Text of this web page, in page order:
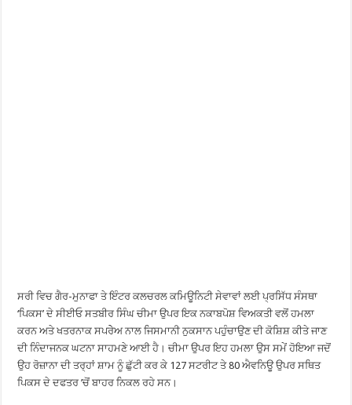
ਸਰੀ ਵਿਚ ਗੈਰ-ਮੁਨਾਫਾ ਤੇ ਇੰਟਰ ਕਲਚਰਲ ਕਮਿਊਨਿਟੀ ਸੇਵਾਵਾਂ ਲਈ ਪ੍ਰਸਿੱਧ ਸੰਸਥਾ
‘ਪਿਕਸ’ ਦੇ ਸੀਈਓ ਸਤਬੀਰ ਸਿੰਘ ਚੀਮਾ ਉਪਰ ਇਕ ਨਕਾਬਪੋਸ਼ ਵਿਅਕਤੀ ਵਲੋਂ ਹਮਲਾ
ਕਰਨ ਅਤੇ ਖਤਰਨਾਕ ਸਪਰੇੇਅ ਨਾਲ ਜਿਸਮਾਨੀ ਨੁਕਸਾਨ ਪਹੁੰਚਾਉਣ ਦੀ ਕੋਸ਼ਿਸ਼ ਕੀਤੇ ਜਾਣ
ਦੀ ਨਿੰਦਾਜਨਕ ਘਟਨਾ ਸਾਹਮਣੇ ਆਈ ਹੈ। ਚੀਮਾ ਉਪਰ ਇਹ ਹਮਲਾ ਉਸ ਸਮੇਂ ਹੋਇਆ ਜਦੋਂ
ਉਹ ਰੋਜ਼ਾਨਾ ਦੀ ਤਰ੍ਹਾਂ ਸ਼ਾਮ ਨੂੰ ਛੁੱਟੀ ਕਰ ਕੇ 127 ਸਟਰੀਟ ਤੇ 80 ਐਵਨਿਊ ਉਪਰ ਸਥਿਤ
ਪਿਕਸ ਦੇ ਦਫਤਰ ’ਚੋਂ ਬਾਹਰ ਨਿਕਲ ਰਹੇ ਸਨ।